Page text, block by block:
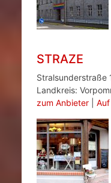
STRAZE
Stralsunderstraße
Landkreis:
zum Anbieter|